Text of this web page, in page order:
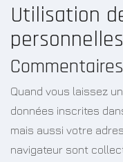
Utilisation
Commentaires
Quand vous laissez
données inscrites
mais aussi votre
navigateur sont